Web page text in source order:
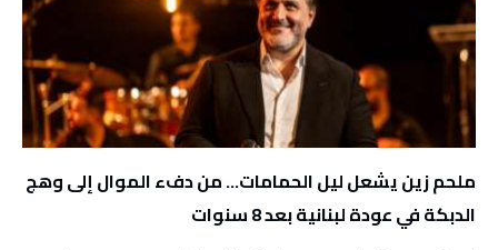
ملحم زين يشعل ليل الحمامات… من دفء الموال إلى وهج
الدبكة في عودة لبنانية بعد 8 سنوات